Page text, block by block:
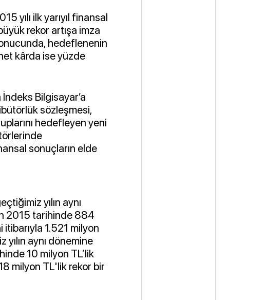
yılı ilk yarıyıl finansal
rekor artışa imza
sonucunda, hedeflenenin
kârda ise yüzde
Bilgisayar’a
sözleşmesi,
hedefleyen yeni
sonuçların elde
yılın aynı
2015 tarihinde 884
1.521 milyon
aynı dönemine
10 milyon TL’lik
milyon TL'lik rekor bir